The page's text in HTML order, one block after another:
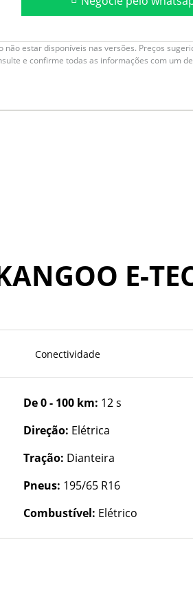
estar disponíveis nas versões. Preços
e confirme todas as informações com um
E-
Conectividade
De 0 - 100 km: 12 s
Direção: Elétrica
Tração: Dianteira
Pneus: 195/65 R16
Combustível: Elétrico